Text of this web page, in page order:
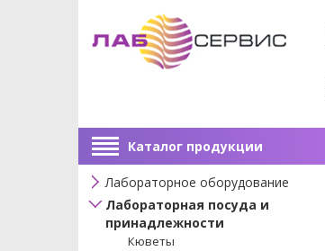
Каталог продукции
Лабораторное оборудование
Лабораторная посуда и
принадлежности
Кюветы